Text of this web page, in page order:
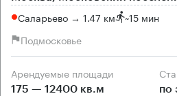
Саларьево → 1.47 км ~15 мин
Подмосковье
Арендуемые площади
175 — 12400 кв.м по